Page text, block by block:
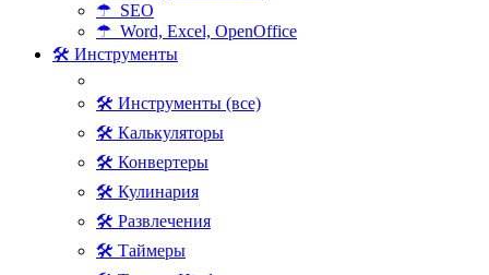
☂ SEO
☂ Word, Excel, OpenOffice
🛠 Инструменты
🛠 Инструменты (все)
🛠 Калькуляторы
🛠 Конвертеры
🛠 Кулинария
🛠 Развлечения
🛠 Таймеры